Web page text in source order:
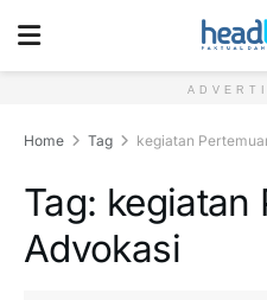
Home Tag kegiatan
Tag: kegiatan
Advokasi